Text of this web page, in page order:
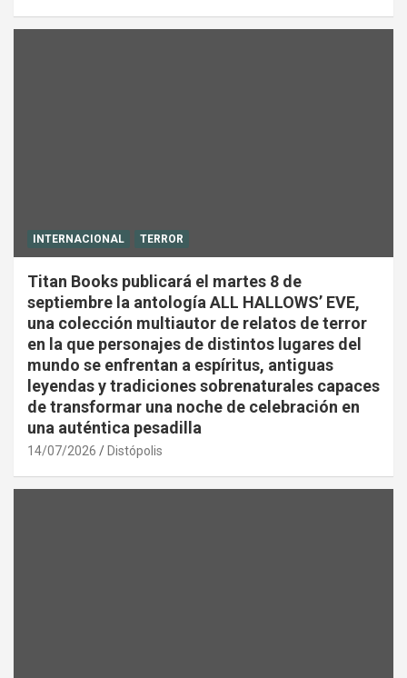
INTERNACIONAL TERROR
Titan Books publicará el martes 8 de
septiembre la antología ALL HALLOWS’ EVE,
una colección multiautor de relatos de terror
en la que personajes de distintos lugares del
mundo se enfrentan a espíritus, antiguas
leyendas y tradiciones sobrenaturales capaces
de transformar una noche de celebración en
una auténtica pesadilla
14/07/2026 Distópolis